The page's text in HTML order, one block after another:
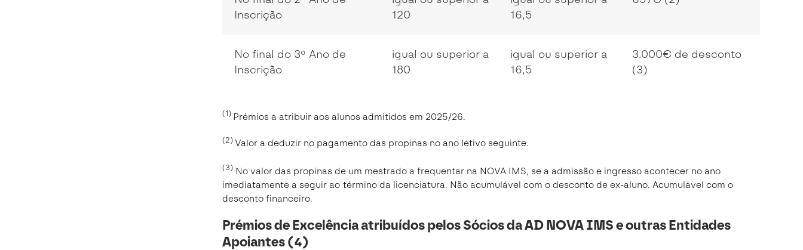
Inscrição
120
16,5
No final do 3º Ano de
Inscrição
igual ou superior a
180
igual ou superior a
16,5
3.000€ de desconto
(3)
(1) Prémios a atribuir aos alunos admitidos em 2025/26.
(2) Valor a deduzir no pagamento das propinas no ano letivo seguinte.
(3) No valor das propinas de um mestrado a frequentar na NOVA IMS, se a admissão e ingresso acontecer no ano
imediatamente a seguir ao término da licenciatura. Não acumulável com o desconto de ex-aluno. Acumulável com o
desconto financeiro.
Prémios de Excelência atribuídos pelos Sócios da AD NOVA IMS e outras Entidades
Apoiantes (4)